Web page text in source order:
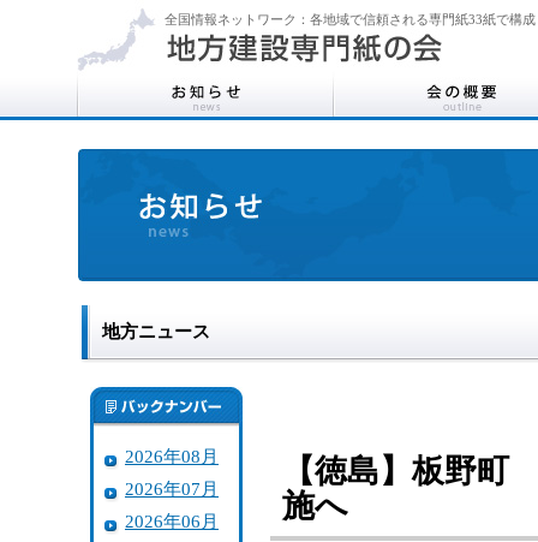
全国情報ネットワーク：各地域で信頼される専門紙33紙で構成
地方ニュース
2026年08月
2026年07月
2026年06月
【徳島】板野
施へ